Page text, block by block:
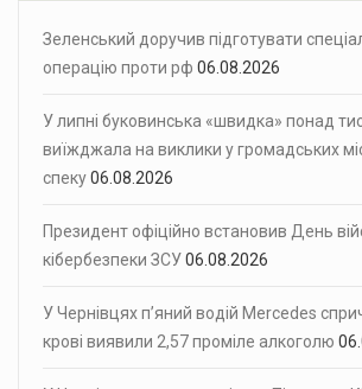
Зеленський доручив підготувати
операцію проти рф 06.08.2026
У липні буковинська «швидка» понад
виїжджала на виклики у громадських
спеку06.08.2026
Президент офіційно встановив День
кібербезпеки ЗСУ06.08.2026
У Чернівцях п’яний водій Mercedes
крові виявили 2,57 проміле алкоголю